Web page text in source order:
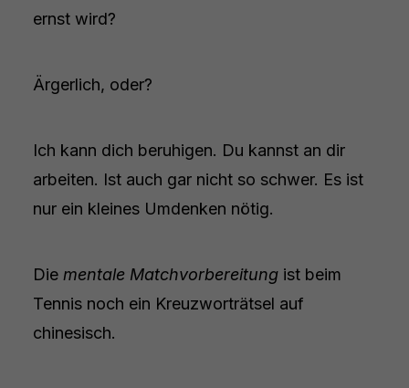
ernst wird?
Ärgerlich, oder?
Ich kann dich beruhigen. Du kannst an dir
arbeiten. Ist auch gar nicht so schwer. Es ist
nur ein kleines Umdenken nötig.
Die mentale Matchvorbereitung ist beim
Tennis noch ein Kreuzworträtsel auf
chinesisch.